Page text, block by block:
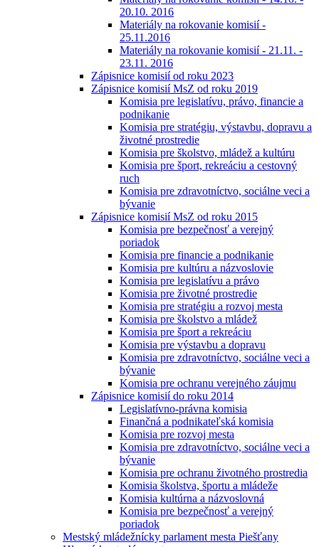
20.10. 2016
Materiály na rokovanie komisií -
25.11.2016
Materiály na rokovanie komisií - 21.11. -
23.11. 2016
Zápisnice komisií od roku 2023
Zápisnice komisií MsZ od roku 2019
Komisia pre legislatívu, právo, financie a
podnikanie
Komisia pre stratégiu, výstavbu, dopravu a
životné prostredie
Komisia pre školstvo, mládež a kultúru
Komisia pre šport, rekreáciu a cestovný
ruch
Komisia pre zdravotníctvo, sociálne veci a
bývanie
Zápisnice komisií MsZ od roku 2015
Komisia pre bezpečnosť a verejný
poriadok
Komisia pre financie a podnikanie
Komisia pre kultúru a názvoslovie
Komisia pre legislatívu a právo
Komisia pre životné prostredie
Komisia pre stratégiu a rozvoj mesta
Komisia pre školstvo a mládež
Komisia pre šport a rekreáciu
Komisia pre výstavbu a dopravu
Komisia pre zdravotníctvo, sociálne veci a
bývanie
Komisia pre ochranu verejného záujmu
Zápisnice komisií do roku 2014
Legislatívno-právna komisia
Finančná a podnikateľská komisia
Komisia pre rozvoj mesta
Komisia pre zdravotníctvo, sociálne veci a
bývanie
Komisia pre ochranu životného prostredia
Komisia školstva, športu a mládeže
Komisia kultúrna a názvoslovná
Komisia pre bezpečnosť a verejný
poriadok
Mestský mládežnícky parlament mesta Piešťany